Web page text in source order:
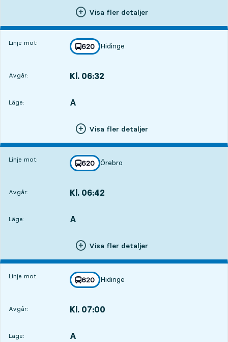
Visa fler detaljer
Linje mot: linje
620
mot
Hidinge
,
Avgår: Kl. 06:32
Läge:
LÄGE, A
,
Visa fler detaljer
Linje mot: linje
620
mot
Örebro
,
Avgår: Kl. 06:42
Läge:
LÄGE, A
,
Visa fler detaljer
Linje mot: linje
620
mot
Hidinge
,
Avgår: Kl. 07:00
Läge:
LÄGE, A
,